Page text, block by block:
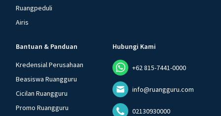
Ruangpeduli
Airis
Bantuan & Panduan
Kredensial Perusahaan
Beasiswa Ruangguru
Cicilan Ruangguru
Promo Ruangguru
Hubungi Kami
+62 815-7441-0000
info@ruangguru.com
02130930000